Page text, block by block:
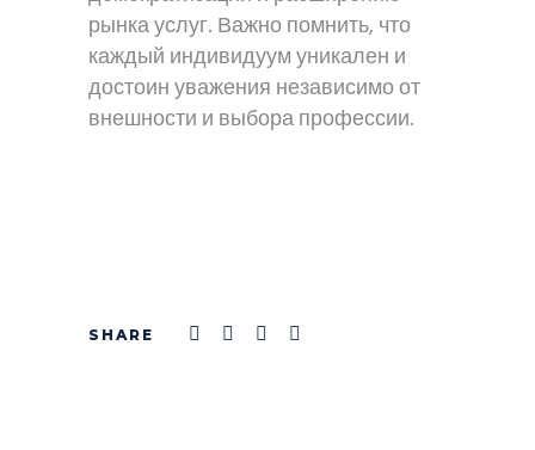
рынка услуг. Важно помнить, что
каждый индивидуум уникален и
достоин уважения независимо от
внешности и выбора профессии.